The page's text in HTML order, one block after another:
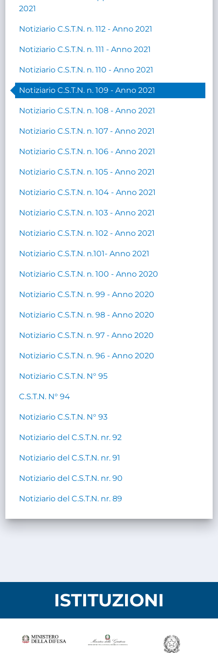
2021
Notiziario C.S.T.N. n. 112 - Anno 2021
Notiziario C.S.T.N. n. 111 - Anno 2021
Notiziario C.S.T.N. n. 110 - Anno 2021
Notiziario C.S.T.N. n. 109 - Anno 2021
Notiziario C.S.T.N. n. 108 - Anno 2021
Notiziario C.S.T.N. n. 107 - Anno 2021
Notiziario C.S.T.N. n. 106 - Anno 2021
Notiziario C.S.T.N. n. 105 - Anno 2021
Notiziario C.S.T.N. n. 104 - Anno 2021
Notiziario C.S.T.N. n. 103 - Anno 2021
Notiziario C.S.T.N. n. 102 - Anno 2021
Notiziario C.S.T.N. n.101- Anno 2021
Notiziario C.S.T.N. n. 100 - Anno 2020
Notiziario C.S.T.N. n. 99 - Anno 2020
Notiziario C.S.T.N. n. 98 - Anno 2020
Notiziario C.S.T.N. n. 97 - Anno 2020
Notiziario C.S.T.N. n. 96 - Anno 2020
Notiziario C.S.T.N. N° 95
C.S.T.N. N° 94
Notiziario C.S.T.N. N° 93
Notiziario del C.S.T.N. nr. 92
Notiziario del C.S.T.N. nr. 91
Notiziario del C.S.T.N. nr. 90
Notiziario del C.S.T.N. nr. 89
ISTITUZIONI